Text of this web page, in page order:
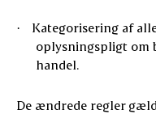
·
Kategorisering af
oplysningspligt om
handel.
De ændrede regler